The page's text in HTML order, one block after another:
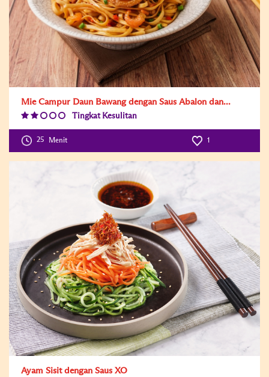
Mie Campur Daun Bawang dengan Saus Abalon dan...
Tingkat Kesulitan
Level:2
25 Menit 1
Ayam Sisit dengan Saus XO